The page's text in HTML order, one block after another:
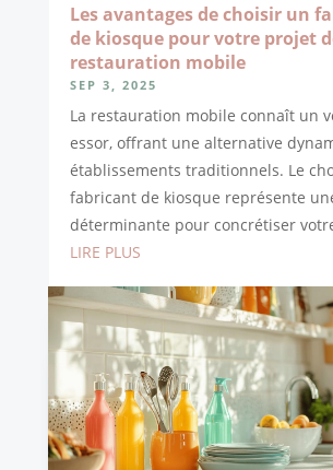
Les avantages de choisir un
de kiosque pour votre projet
restauration mobile
SEP 3, 2025
La restauration mobile connaît un
essor, offrant une alternative
établissements traditionnels. Le
fabricant de kiosque représente
déterminante pour concrétiser
LIRE PLUS